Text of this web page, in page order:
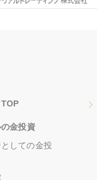
金投資
しての金投